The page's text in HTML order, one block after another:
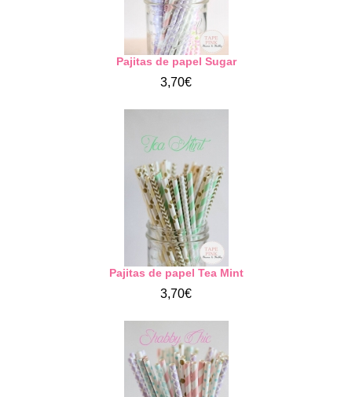
Pajitas de papel Sugar
3,70€
Pajitas de papel Tea Mint
3,70€